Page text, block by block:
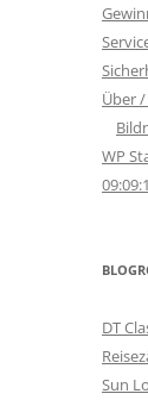
Über
WP
DT
Sun